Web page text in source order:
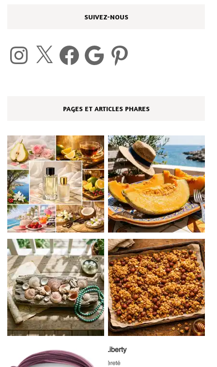
SUIVEZ-NOUS
Instagram Facebook Google Pinterest
PAGES ET ARTICLES PHARES